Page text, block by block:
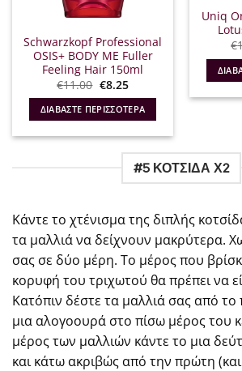
Schwarzkopf Professional
OSIS+ BODY ME Fuller
Feeling Hair 150ml
€11.00 Original
price
was:
€11.00.
€8.25Η
τιμή
είναι:
€8.25.
ΔΙΑΒΆΣΤΕ ΠΕΡΙΣΣΌΤΕΡΑ
Uniq
€
#5 ΚΟΤΣΙΔΑ Χ2
Κάντε το χτένισμα της διπλής
τα μαλλιά να δείχνουν μακρύτερα.
σας σε δύο μέρη. Το μέρος που
κορυφή του τριχωτού θα πρέπει να
Κατόπιν δέστε τα μαλλιά σας από
μια αλογοουρά στο πίσω μέρος του
μέρος των μαλλιών κάντε το μια
και κάτω ακριβώς από την πρώτη